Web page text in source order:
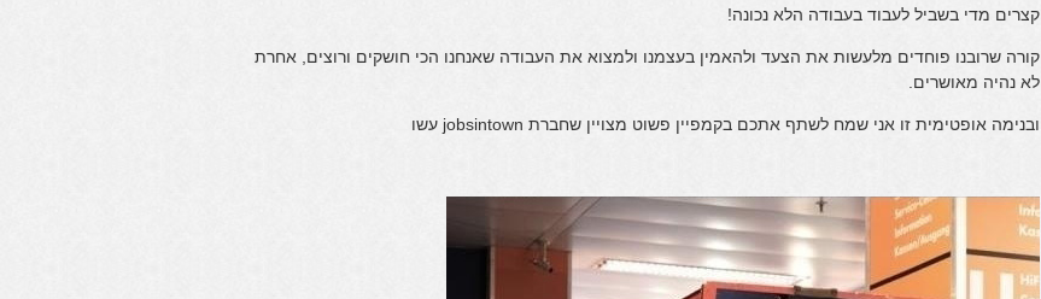
קצרים מדי בשביל לעבוד בעבודה הלא נכונה!
קורה שרובנו פוחדים מלעשות את הצעד ולהאמין בעצמנו ולמצוא את העבודה שאנחנו הכי חושקים ורוצים, אחרת
לא נהיה מאושרים.
ובנימה אופטימית זו אני שמח לשתף אתכם בקמפיין פשוט מצויין שחברת jobsintown עשו